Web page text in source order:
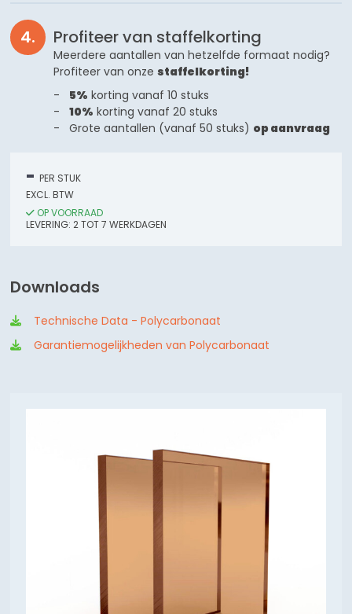
Profiteer van staffelkorting
Meerdere aantallen van hetzelfde formaat nodig?
Profiteer van onzestaffelkorting!
5% korting vanaf 10 stuks
10% korting vanaf 20 stuks
Grote aantallen (vanaf 50 stuks) op aanvraag
- PER STUK
EXCL. BTW
OP VOORRAAD
LEVERING: 2TOT 7 WERKDAGEN
Downloads
Technische Data - Polycarbonaat
Garantiemogelijkheden van Polycarbonaat